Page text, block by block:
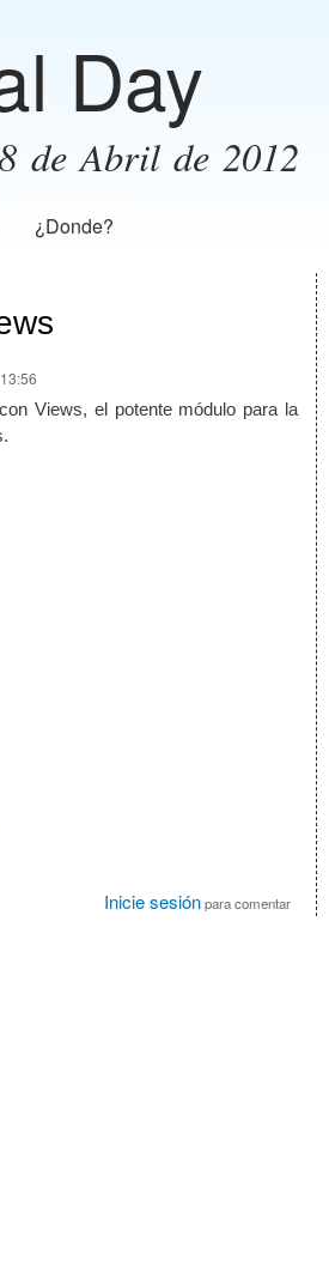
principal
Day
de Abril de 2012
¿Donde?
Views, el potente módulo para la
Inicie sesiónpara comentar